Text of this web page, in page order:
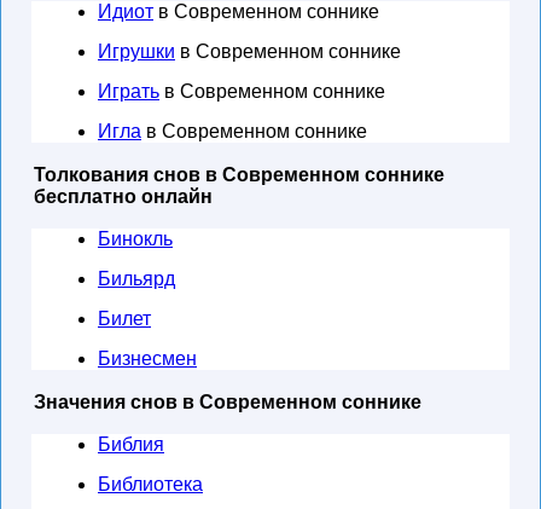
Идиот в Современном соннике
Игрушки в Современном соннике
Играть в Современном соннике
Игла в Современном соннике
Толкования снов в Современном соннике
бесплатно онлайн
Бинокль
Бильярд
Билет
Бизнесмен
Значения снов в Современном соннике
Библия
Библиотека